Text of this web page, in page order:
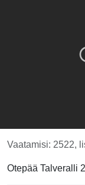
Vaatamisi: 2522,
Otepää Talveralli